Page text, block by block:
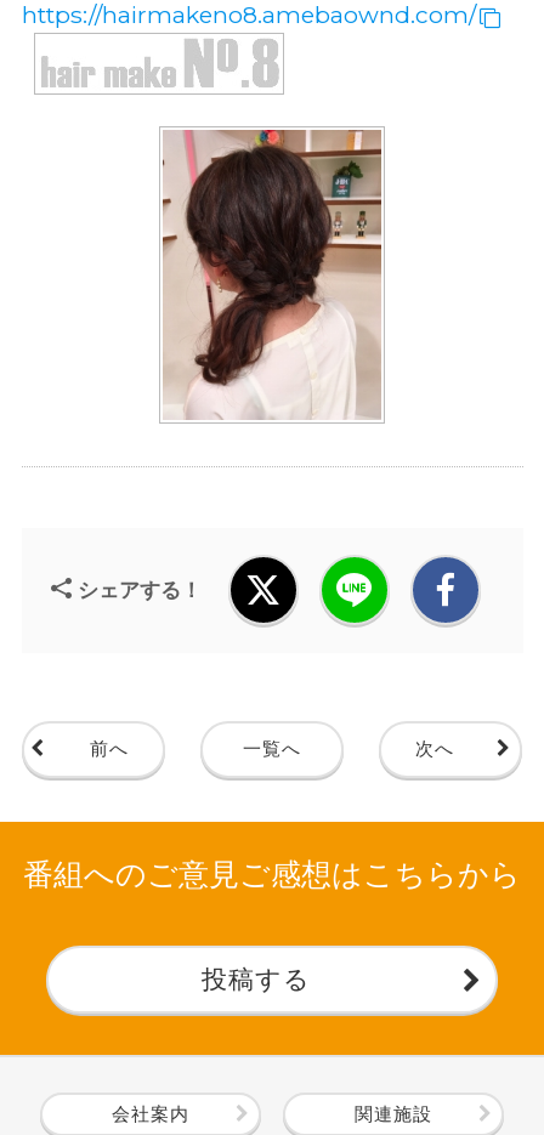
https://hairmakeno8.amebaownd.com/
シェアする！
前へ 一覧へ 次へ
番組へのご意見ご感想はこちらから
投稿する
会社案内 関連施設